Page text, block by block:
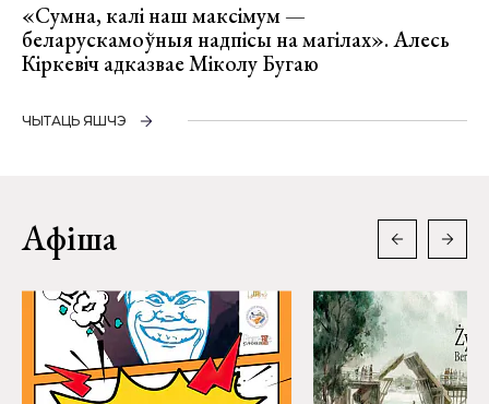
«Сумна, калі наш максімум —
беларускамоўныя надпісы на магілах». Алесь
Кіркевіч адказвае Міколу Бугаю
ЧЫТАЦЬ ЯШЧЭ
Афіша